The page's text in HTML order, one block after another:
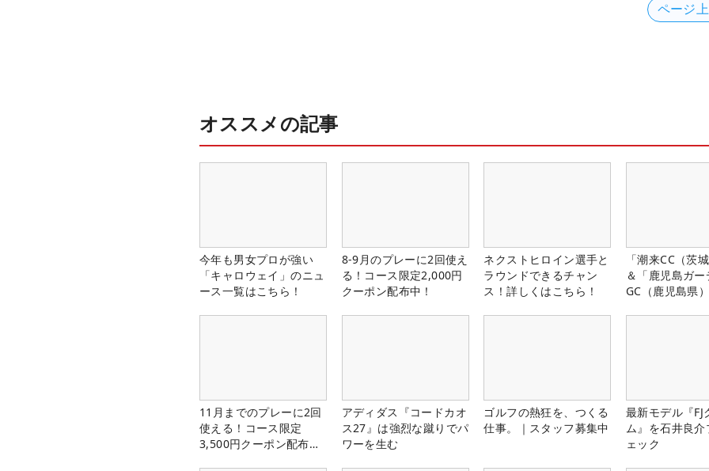
ページ
オススメの記事
今年も男女プロが強い
「キャロウェイ」のニュ
ース一覧はこちら！
8-9月のプレーに2回使え
る！コース限定2,000円
クーポン配布中！
ネクストヒロイン選手と
ラウンドできるチャン
ス！詳しくはこちら！
「潮来CC（茨
＆「鹿児島ガー
GC（鹿児島県
11月までのプレーに2回
使える！コース限定
3,500円クーポン配布
アディダス『コードカオ
ス27』は強烈な蹴りでパ
ワーを生む
ゴルフの熱狂を、つくる
仕事。｜スタッフ募集中
最新モデル『FJ
ム』を石井良
ェック